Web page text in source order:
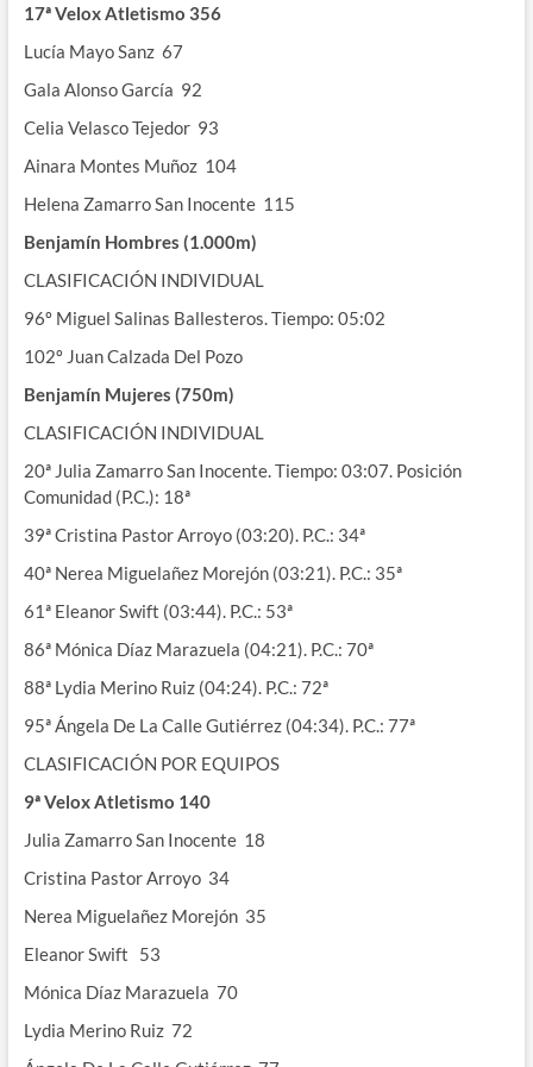
17ªVeloxAtletismo 356
Lucía Mayo Sanz 67
Gala Alonso García 92
Celia Velasco Tejedor 93
Ainara Montes Muñoz 104
Helena Zamarro San Inocente 115
Benjamín Hombres (1.000m)
CLASIFICACIÓN INDIVIDUAL
96º Miguel Salinas Ballesteros. Tiempo: 05:02
102º Juan Calzada Del Pozo
Benjamín Mujeres (750m)
CLASIFICACIÓN INDIVIDUAL
20ª Julia Zamarro San Inocente. Tiempo: 03:07. Posición
Comunidad (P.C.): 18ª
39ª Cristina Pastor Arroyo (03:20). P.C.: 34ª
40ª Nerea Miguelañez Morejón (03:21). P.C.: 35ª
61ª Eleanor Swift (03:44). P.C.: 53ª
86ª Mónica Díaz Marazuela (04:21). P.C.: 70ª
88ª Lydia Merino Ruiz (04:24). P.C.: 72ª
95ª Ángela De La Calle Gutiérrez (04:34). P.C.: 77ª
CLASIFICACIÓN POR EQUIPOS
9ªVeloxAtletismo 140
Julia Zamarro San Inocente 18
Cristina Pastor Arroyo 34
Nerea Miguelañez Morejón 35
Eleanor Swift 53
Mónica Díaz Marazuela 70
Lydia Merino Ruiz 72